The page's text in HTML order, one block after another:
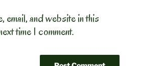
email, and website in this
time I comment.